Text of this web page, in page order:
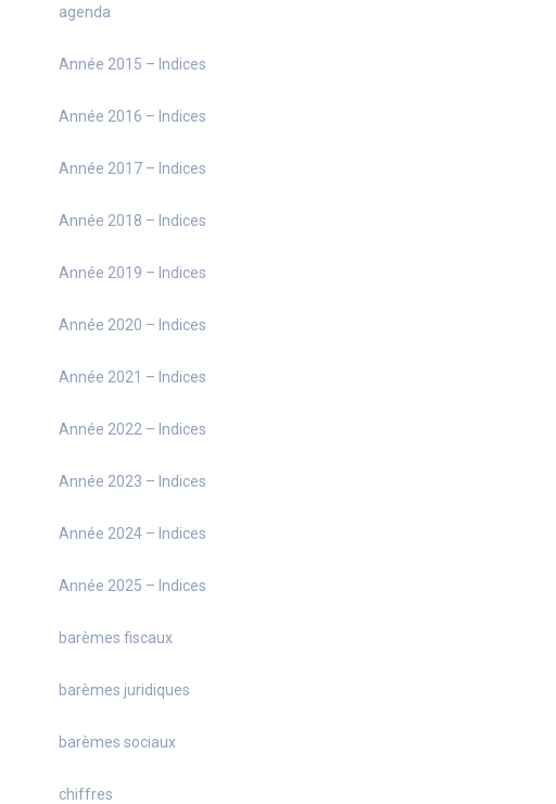
agenda
Année 2015 – Indices
Année 2016 – Indices
Année 2017 – Indices
Année 2018 – Indices
Année 2019 – Indices
Année 2020 – Indices
Année 2021 – Indices
Année 2022 – Indices
Année 2023 – Indices
Année 2024 – Indices
Année 2025 – Indices
barèmes fiscaux
barèmes juridiques
barèmes sociaux
chiffres